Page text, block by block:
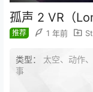
孤声 2 VR（
推荐 1 年前
类型： 太空、动作
事